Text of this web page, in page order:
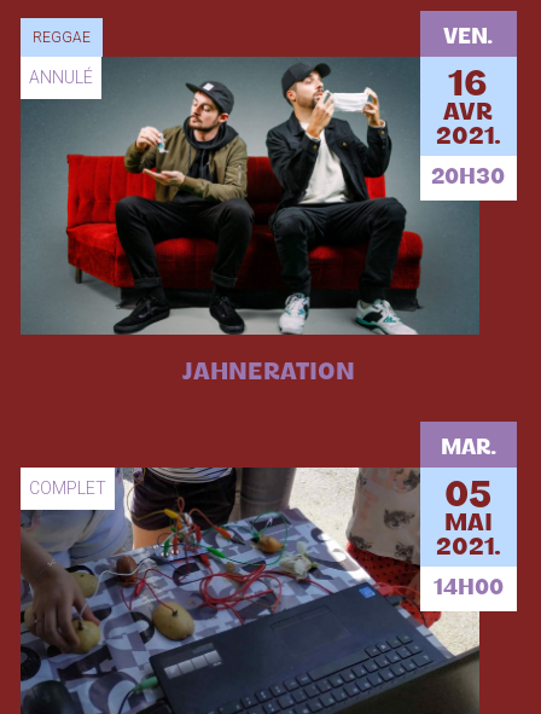
REGGAE
ANNULÉ
VEN.
16
AVR
2021.
20H30
JAHNERATION
COMPLET
MAR.
05
MAI
2021.
14H00